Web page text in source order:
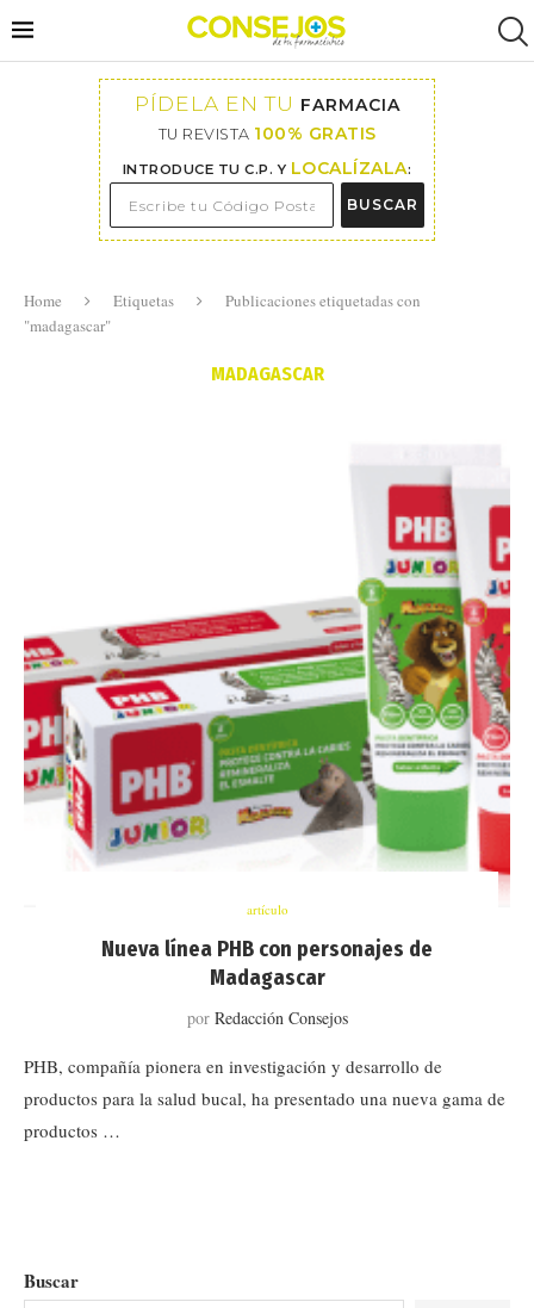
PÍDELA EN TU FARMACIA
TU REVISTA 100% GRATIS
INTRODUCE TU C.P. Y LOCALÍZALA:
BUSCAR
Home Etiquetas
Publicaciones etiquetadas con
"madagascar"
MADAGASCAR
artículo
Nueva línea PHB con personajes de
Madagascar
por Redacción Consejos
PHB, compañía pionera en investigación y desarrollo de
productos para la salud bucal, ha presentado una nueva gama de
productos …
Buscar